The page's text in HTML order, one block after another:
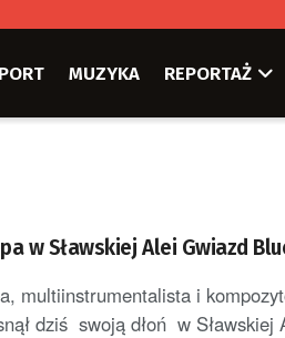
MUZYKA REPORTAŻ
w Sławskiej Alei Gwiazd
multiinstrumentalista i
dziś swoją dłoń w Sławskiej